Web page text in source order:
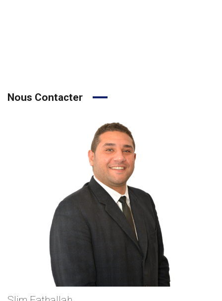
Nous Contacter